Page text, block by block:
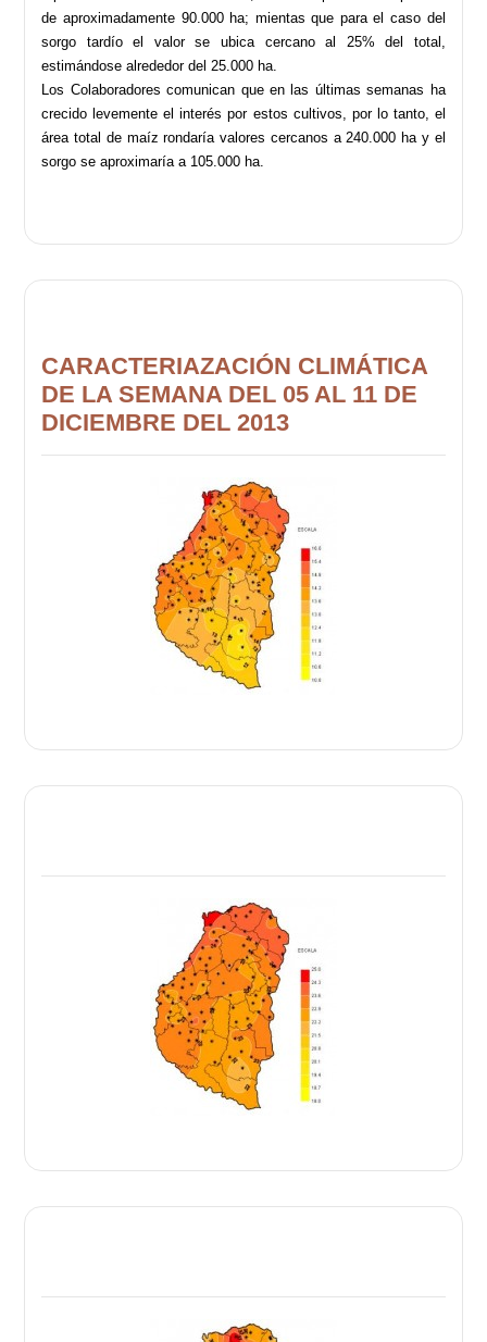
de aproximadamente 90.000 ha; mientas que para el caso del
sorgo tardío el valor se ubica cercano al 25% del total,
estimándose alrededor del 25.000 ha.
Los Colaboradores comunican que en las últimas semanas ha
crecido levemente el interés por estos cultivos, por lo tanto, el
área total de maíz rondaría valores cercanos a 240.000 ha y el
sorgo se aproximaría a 105.000 ha.
CARACTERIAZACIÓN CLIMÁTICA
DE LA SEMANA DEL 05 AL 11 DE
DICIEMBRE DEL 2013